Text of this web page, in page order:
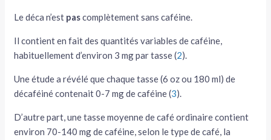
Le déca n’est pascomplètement sans caféine.
Il contient en fait des quantités variables de caféine,
habituellement d’environ 3 mg par tasse (2).
Une étude a révélé que chaque tasse (6 oz ou 180 ml) de
décaféiné contenait 0-7 mg de caféine (3).
D’autre part, une tasse moyenne de café ordinaire contient
environ 70-140 mg de caféine, selon le type de café, la